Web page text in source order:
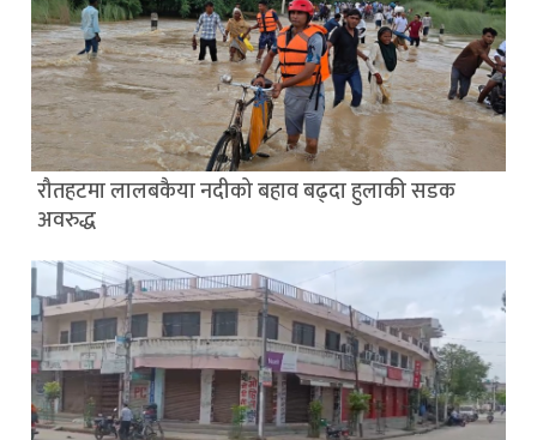
रौतहटमा लालबकैया नदीको बहाव बढ्दा हुलाकी सडक
अवरुद्ध